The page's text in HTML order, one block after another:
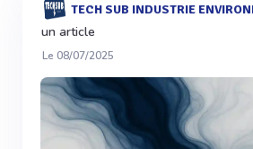
TECH SUB INDUSTRIE
un article
Le 08/07/2025